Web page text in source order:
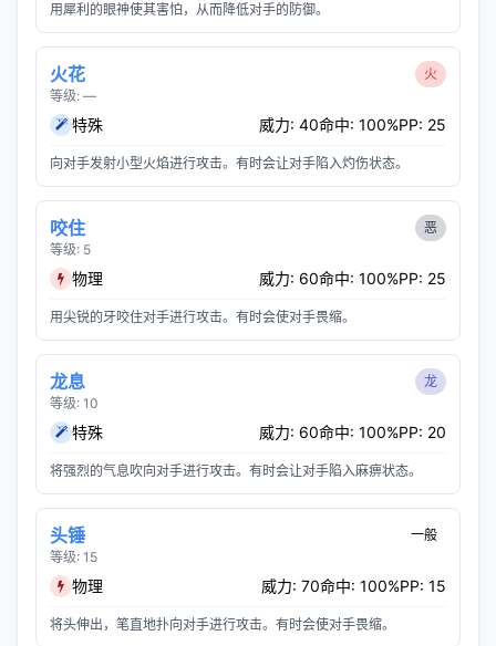
用犀利的眼神使其害怕，从而降低对手的防御。
火花
等级: —
火
特殊 威力: 40命中: 100%PP: 25
向对手发射小型火焰进行攻击。有时会让对手陷入灼伤状态。
咬住
等级: 5
恶
物理 威力: 60命中: 100%PP: 25
用尖锐的牙咬住对手进行攻击。有时会使对手畏缩。
龙息
等级: 10
龙
特殊 威力: 60命中: 100%PP: 20
将强烈的气息吹向对手进行攻击。有时会让对手陷入麻痹状态。
头锤
等级: 15
一般
物理 威力: 70命中: 100%PP: 15
将头伸出，笔直地扑向对手进行攻击。有时会使对手畏缩。